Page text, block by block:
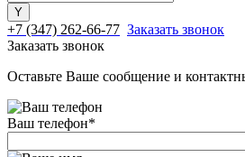
+7 (347) 262-66-77 Заказать звонок
Заказать звонок
Оставьте Ваше сообщение и
Ваш телефон*